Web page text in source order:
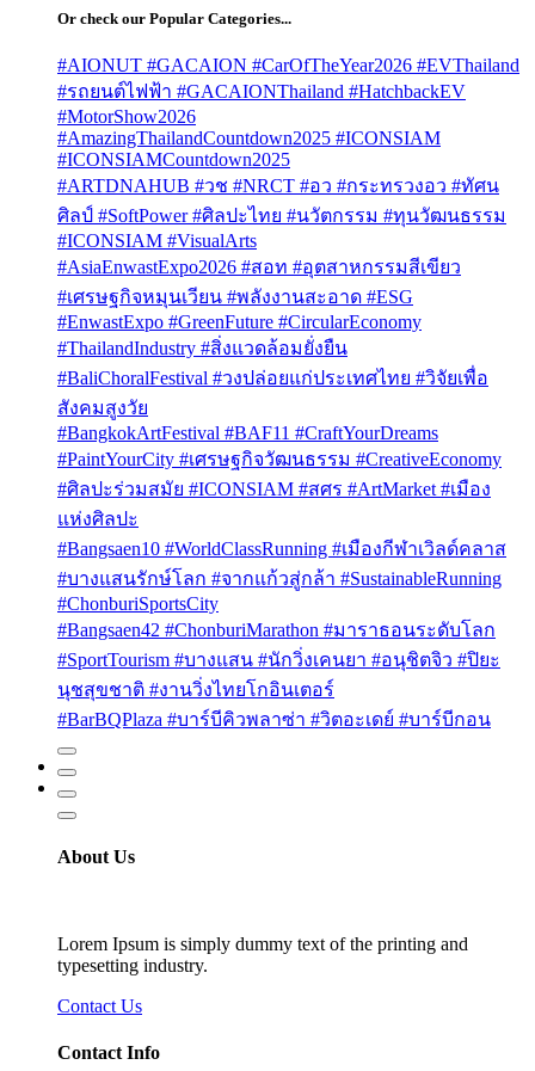
Or check our Popular Categories...
#AIONUT #GACAION #CarOfTheYear2026 #EVThailand
#รถยนต์ไฟฟ้า #GACAIONThailand #HatchbackEV
#MotorShow2026
#AmazingThailandCountdown2025 #ICONSIAM
#ICONSIAMCountdown2025
#ARTDNAHUB #วช #NRCT #อว #กระทรวงอว #ทัศน
ศิลป์ #SoftPower #ศิลปะไทย #นวัตกรรม #ทุนวัฒนธรรม
#ICONSIAM #VisualArts
#AsiaEnwastExpo2026 #สอท #อุตสาหกรรมสีเขียว
#เศรษฐกิจหมุนเวียน #พลังงานสะอาด #ESG
#EnwastExpo #GreenFuture #CircularEconomy
#ThailandIndustry #สิ่งแวดล้อมยั่งยืน
#BaliChoralFestival #วงปล่อยแก่ประเทศไทย #วิจัยเพื่อ
สังคมสูงวัย
#BangkokArtFestival #BAF11 #CraftYourDreams
#PaintYourCity #เศรษฐกิจวัฒนธรรม #CreativeEconomy
#ศิลปะร่วมสมัย #ICONSIAM #สศร #ArtMarket #เมือง
แห่งศิลปะ
#Bangsaen10 #WorldClassRunning #เมืองกีฬาเวิลด์คลาส
#บางแสนรักษ์โลก #จากแก้วสู่กล้า #SustainableRunning
#ChonburiSportsCity
#Bangsaen42 #ChonburiMarathon #มาราธอนระดับโลก
#SportTourism #บางแสน #นักวิ่งเคนยา #อนุชิตจิว #ปิยะ
นุชสุขชาติ #งานวิ่งไทยโกอินเตอร์
#BarBQPlaza #บาร์บีคิวพลาซ่า #วิตอะเดย์ #บาร์บีกอน
About Us
Lorem Ipsum is simply dummy text of the printing and
typesetting industry.
Contact Us
Contact Info